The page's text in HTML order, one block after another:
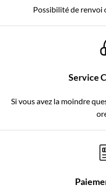
Possibilité de renvoi
Service
Si vous avez la moindre